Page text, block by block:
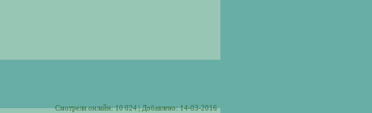
Cмотрели онлайн: 10 024 | Добавлено: 14-03-2016